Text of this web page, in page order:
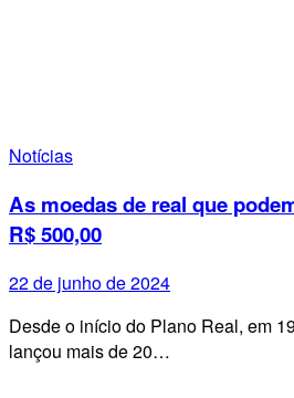
Notícias
As moedas de real que
R$ 500,00
22 de junho de 2024
Desde o início do Plano Real, em
lançou mais de 20…